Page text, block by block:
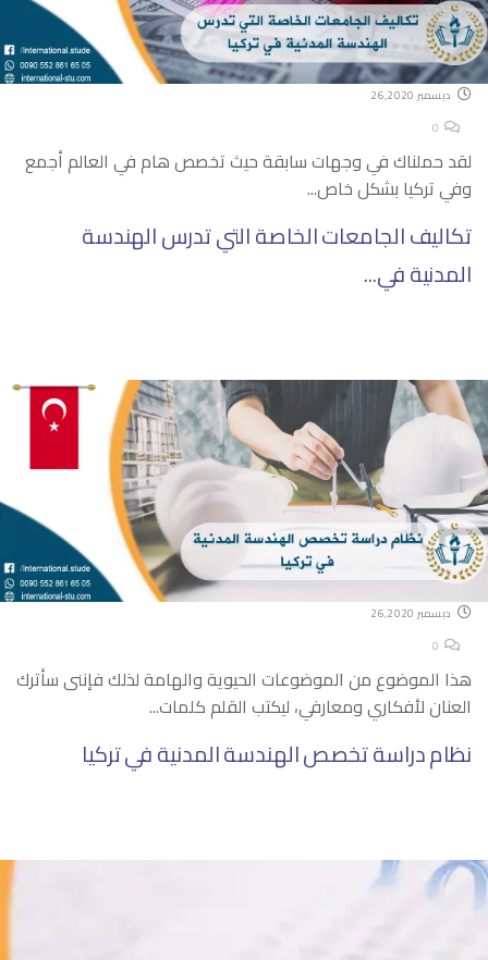
ديسمبر 26,2020
تكاليف الجامعات الخاصة التي تدرس الهندسة
المدنية في...
لقد حملناك في وجهات سابقة حيث تخصص هام في العالم أجمع
وفي تركيا بشكل خاص...
0
ديسمبر 26,2020
نظام دراسة تخصص الهندسة المدنية في تركيا
هذا الموضوع من الموضوعات الحيوية والهامة لذلك فإننى سأترك
العنان لأفكاري ومعارفي، ليكتب القلم كلمات...
0